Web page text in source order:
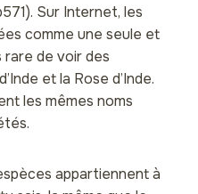
Sur Internet, les
comme une seule et
rare de voir des
et la Rose d’Inde.
les mêmes noms
appartiennent à